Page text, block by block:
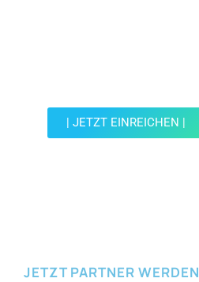
| JETZT EINREICHEN |
JETZT PARTNER WERDEN